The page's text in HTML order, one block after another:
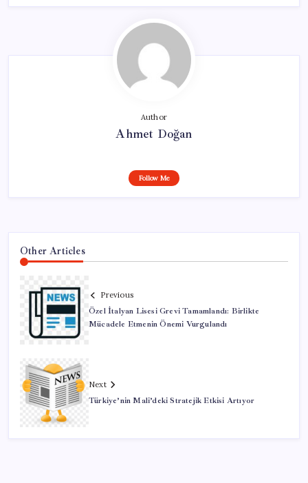
Author
Ahmet Doğan
Follow Me
Other Articles
Previous
Özel İtalyan Lisesi Grevi Tamamlandı: Birlikte
Mücadele Etmenin Önemi Vurgulandı
Next
Türkiye’nin Mali’deki Stratejik Etkisi Artıyor